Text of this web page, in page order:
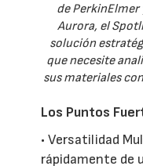
de PerkinElmer
Aurora, el
solución
que necesite
sus materiales
Los Puntos
• Versatilidad
rápidamente de